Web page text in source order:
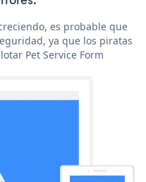
es probable que
ya que los piratas
Pet Service Form